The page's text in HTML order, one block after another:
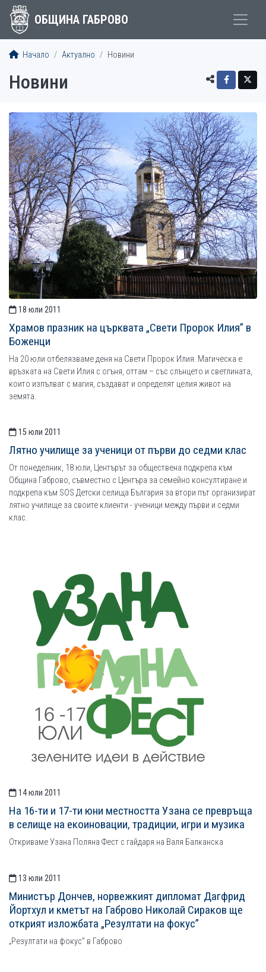
ОБЩИНА ГАБРОВО
Начало Актуално Новини
Новини
СТАТИИ
18 юли 2011
Храмов празник на църквата „Свети Пророк Илия” в
Боженци
На 20 юли отбелязваме деня на Свети Пророк Илия. Магическа е
връзката на Свети Илия с огъня, оттам – със слънцето и светлината,
които изпълват с магия, създават и определят целия живот на
земята.
15 юли 2011
Лятно училище за ученици от първи до седми клас
От понеделник, 18 юли, Центърът за обществена подкрепа към
Община Габрово, съвместно с Центъра за семейно консултиране и
подкрепа към SOS Детски селища България за втори път организират
лятно училище за своите клиенти - ученици между първи и седми
клас.
14 юли 2011
На 16-ти и 17-ти юни местността Узана се превръща
в селище на екоиновации, традиции, игри и музика
Откриваме Узана Поляна Фест с гайдаря на Валя Балканска
13 юли 2011
Министър Дончев, норвежкият дипломат Дагфрид
Йортхул и кметът на Габрово Николай Сираков ще
открият изложбата „Резултати на фокус”
„Резултати на фокус” в Габрово